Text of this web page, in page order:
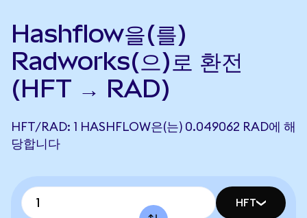
Hashflow을(를)
Radworks(으)로 환전
(HFT → RAD)
HFT/RAD: 1 HASHFLOW은(는) 0.049062 RAD에 해
당합니다
HFT